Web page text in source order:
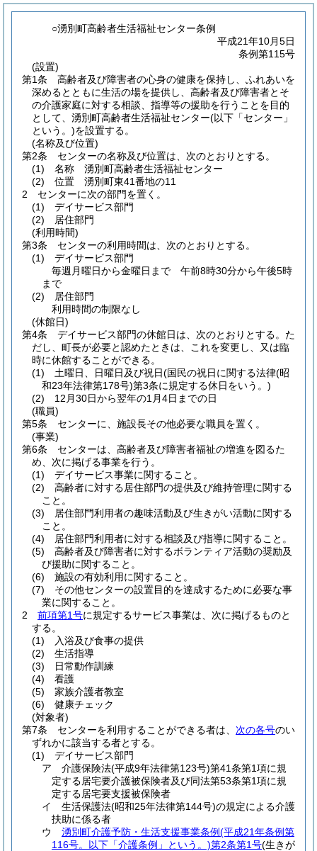
○湧別町高齢者生活福祉センター条例
平成21年10月5日
条例第115号
(設置)
第1条
高齢者及び障害者の心身の健康を保持し、ふれあいを
深めるとともに生活の場を提供し、高齢者及び障害者とそ
の介護家庭に対する相談、指導等の援助を行うことを目的
として、湧別町高齢者生活福祉センター(以下「センター」
という。)を設置する。
(名称及び位置)
第2条
センターの名称及び位置は、次のとおりとする。
(1)
名称 湧別町高齢者生活福祉センター
(2)
位置 湧別町東41番地の11
2
センターに次の部門を置く。
(1)
デイサービス部門
(2)
居住部門
(利用時間)
第3条
センターの利用時間は、次のとおりとする。
(1)
デイサービス部門
毎週月曜日から金曜日まで 午前8時30分から午後5時
まで
(2)
居住部門
利用時間の制限なし
(休館日)
第4条
デイサービス部門の休館日は、次のとおりとする。 た
だし、町長が必要と認めたときは、これを変更し、又は臨
時に休館することができる。
(1)
土曜日、日曜日及び祝日(国民の祝日に関する法律(昭
和23年法律第178号)第3条に規定する休日をいう。)
(2)
12月30日から翌年の1月4日までの日
(職員)
第5条
センターに、施設長その他必要な職員を置く。
(事業)
第6条
センターは、高齢者及び障害者福祉の増進を図るた
め、次に掲げる事業を行う。
(1)
デイサービス事業に関すること。
(2)
高齢者に対する居住部門の提供及び維持管理に関する
こと。
(3)
居住部門利用者の趣味活動及び生きがい活動に関する
こと。
(4)
居住部門利用者に対する相談及び指導に関すること。
(5)
高齢者及び障害者に対するボランティア活動の奨励及
び援助に関すること。
(6)
施設の有効利用に関すること。
(7)
その他センターの設置目的を達成するために必要な事
業に関すること。
2
前項第1号に規定するサービス事業は、次に掲げるものと
する。
(1)
入浴及び食事の提供
(2)
生活指導
(3)
日常動作訓練
(4)
看護
(5)
家族介護者教室
(6)
健康チェック
(対象者)
第7条
センターを利用することができる者は、 次の各号のい
ずれかに該当する者とする。
(1)
デイサービス部門
ア
介護保険法(平成9年法律第123号)第41条第1項に規
定する居宅要介護被保険者及び同法第53条第1項に規
定する居宅要支援被保険者
イ
生活保護法(昭和25年法律第144号)の規定による介護
扶助に係る者
ウ
湧別町介護予防・生活支援事業条例(平成21年条例第
116号。以下「介護条例」という。)第2条第1号(生きが